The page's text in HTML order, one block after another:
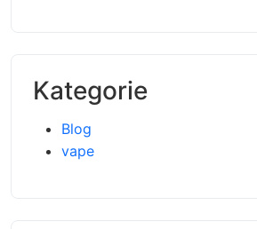
Kategorie
Blog
vape